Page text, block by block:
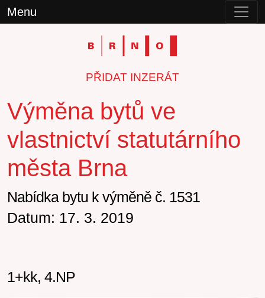
Menu
PŘIDAT INZERÁT
Výměna bytů ve
vlastnictví statutárního
města Brna
Nabídka bytu k výměně č. 1531
Datum: 17. 3. 2019
1+kk, 4.NP